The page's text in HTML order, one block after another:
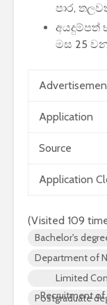
පාර,
අයදුම්පත්
මස 25
Application
Source
Application
(Visited 109
Bachelor's
Department of
Limited
Recruitment of
Postgraduate